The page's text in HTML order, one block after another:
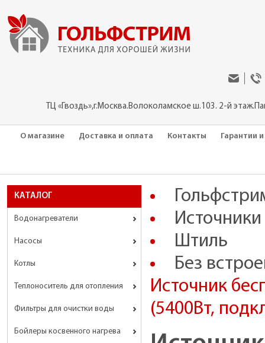
ТЦ «Гвоздь»,г.Москва.Волоколамское ш.103. 2-й
О магазине Доставка и оплата Контакты Гарантии
КАТАЛОГ
Водонагреватели
Насосы
Котлы
Теплоноситель для отопления
Фильтры для очистки воды
Бойлеры косвенного нагрева
Штиль
Без
Источник
(5400Вт,